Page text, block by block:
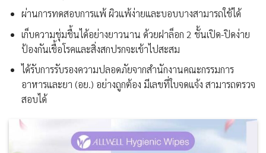
ผ่านการทดสอบการแพ้ ผิวแพ้ง่ายและบอบบางสามารถใช้ได้
เก็บความชุ่มชื้นได้อย่างยาวนาน ด้วยฝาล็อก 2 ชั้นเปิด-ปิดง่าย
ป้องกันเชื้อโรคและสิ่งสกปรกจะเข้าไปสะสม
ได้รับการรับรองความปลอดภัยจากสำนักงานคณะกรรมการ
อาหารและยา (อย.) อย่างถูกต้อง มีเลขที่ใบจดแจ้ง สามารถตรวจ
สอบได้